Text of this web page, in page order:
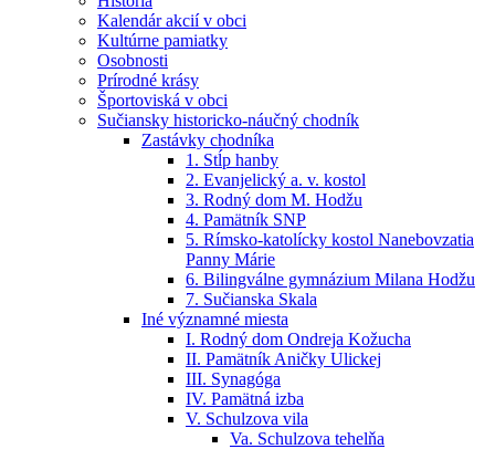
Kalendár akcií v obci
Kultúrne pamiatky
Osobnosti
Prírodné krásy
Športoviská v obci
Sučiansky historicko-náučný chodník
Zastávky chodníka
1. Stĺp hanby
2. Evanjelický a. v. kostol
3. Rodný dom M. Hodžu
4. Pamätník SNP
5. Rímsko-katolícky kostol Nanebovzatia
Panny Márie
6. Bilingválne gymnázium Milana Hodžu
7. Sučianska Skala
Iné významné miesta
I. Rodný dom Ondreja Kožucha
II. Pamätník Aničky Ulickej
III. Synagóga
IV. Pamätná izba
V. Schulzova vila
Va. Schulzova tehelňa